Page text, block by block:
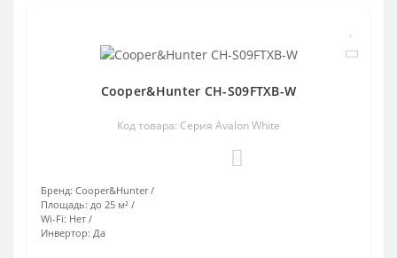
Cooper&Hunter CH-S09FTXB-W
Код товара: Cерия Avalon White
Бренд: Cooper&Hunter
Площадь: до 25 м²
Wi-Fi: Нет
Инвертор: Да